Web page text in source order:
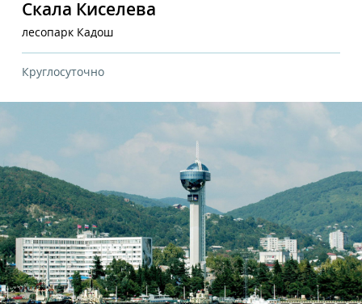
Скала Киселева
лесопарк Кадош
Круглосуточно